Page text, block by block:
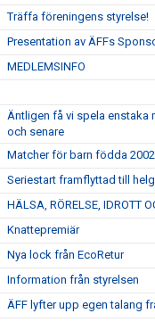
Träffa föreningens styrelse!
Presentation av ÄFFs
MEDLEMSINFO
Äntligen få vi spela enstaka
och senare
Matcher för barn födda
Seriestart framflyttad till
HÄLSA, RÖRELSE, IDROTT
Knattepremiär
Nya lock från EcoRetur
Information från styrelsen
ÄFF lyfter upp egen talang